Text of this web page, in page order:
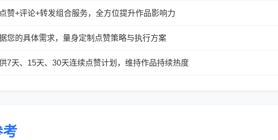
点赞+评论+转发组合服务，全方位提升作品影响力
您的具体需求，量身定制点赞策略与执行方案
7天、15天、30天连续点赞计划，维持作品持续热度
考